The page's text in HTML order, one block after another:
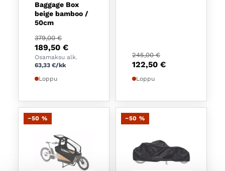
Baggage Box
beige bamboo /
50cm
379,00€
Alkuperäinen hinta oli: 379,00 €.
189,50 €
Nykyinen hinta on: 189,50 €.
Osamaksu alk.
63,33 €/kk
Loppu
245,00€
Alkuperäinen hinta oli:
122,50 €
Nykyinen hinta on:
Loppu
−50 % −50 %